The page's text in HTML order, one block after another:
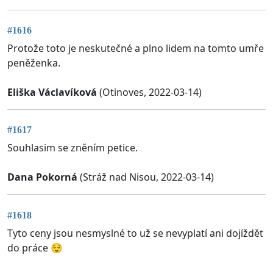
#1616
Protože toto je neskutečné a plno lidem na tomto umře
peněženka.
Eliška Václavíková (Otinoves, 2022-03-14)
#1617
Souhlasim se zněním petice.
Dana Pokorná (Stráž nad Nisou, 2022-03-14)
#1618
Tyto ceny jsou nesmyslné to už se nevyplatí ani dojíždět
do práce 😌